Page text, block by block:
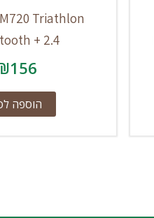
Triathlon
+ 2.4
156
הוספה